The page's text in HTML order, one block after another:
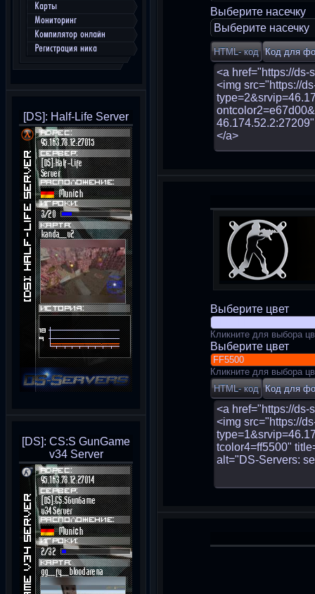
Карты
Мониторинг
Компилятор онлайн
Регистрация ника
[DS]: Half-Life Server
[DS]: CS:S GunGame
v34 Server
Выберите насечку
Выберите насечку
Выберите цвет
Кликните для выбора
Выберите цвет
Кликните для выбора